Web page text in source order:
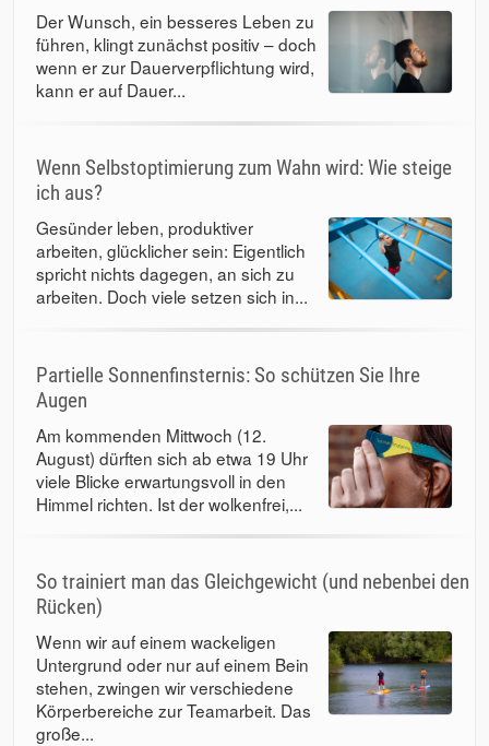
Der Wunsch, ein besseres Leben zu
führen, klingt zunächst positiv – doch
wenn er zur Dauerverpflichtung wird,
kann er auf Dauer...
Wenn Selbstoptimierung zum Wahn wird: Wie steige
ich aus?
Gesünder leben, produktiver
arbeiten, glücklicher sein: Eigentlich
spricht nichts dagegen, an sich zu
arbeiten. Doch viele setzen sich in...
Partielle Sonnenfinsternis: So schützen Sie Ihre
Augen
Am kommenden Mittwoch (12.
August) dürften sich ab etwa 19 Uhr
viele Blicke erwartungsvoll in den
Himmel richten. Ist der wolkenfrei,...
So trainiert man das Gleichgewicht (und nebenbei den
Rücken)
Wenn wir auf einem wackeligen
Untergrund oder nur auf einem Bein
stehen, zwingen wir verschiedene
Körperbereiche zur Teamarbeit. Das
große...